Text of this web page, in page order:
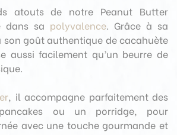
atouts de notre Peanut Butter
dans sa polyvalence. Grâce à sa
son goût authentique de cacahuète
aussi facilement qu’un beurre de
, il accompagne parfaitement des
ou un porridge, pour
avec une touche gourmande et